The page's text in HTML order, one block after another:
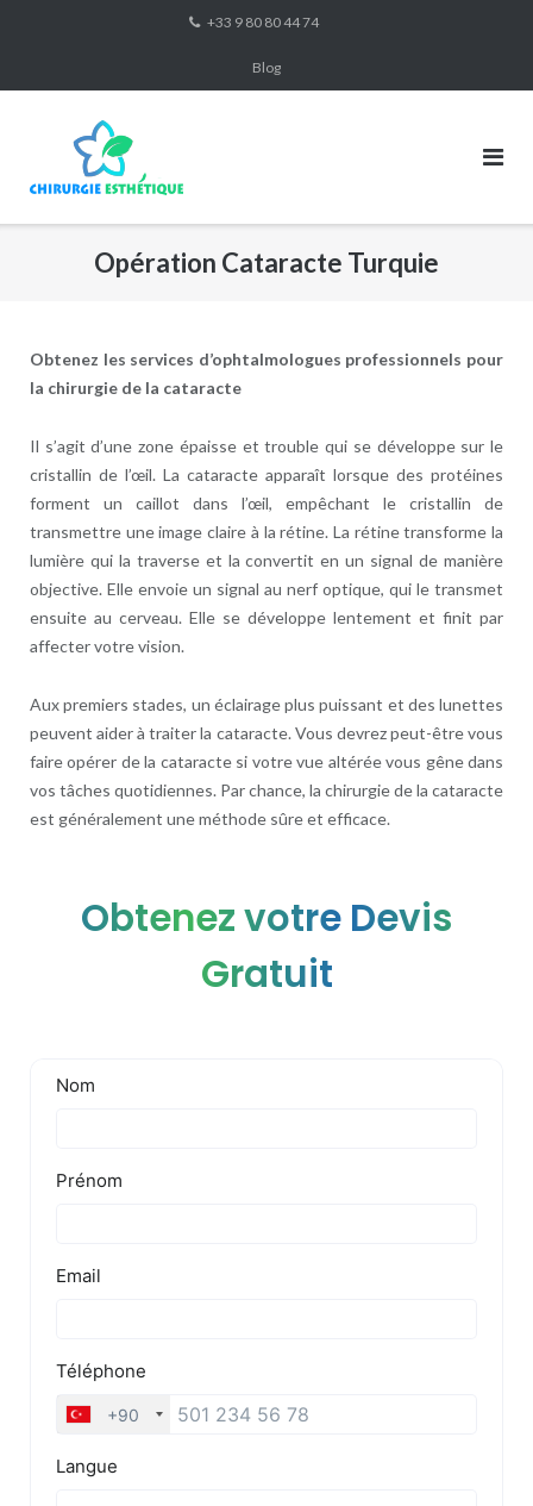
+33 9 80 80 44 74
Blog
Opération Cataracte Turquie
Obtenez les services d’ophtalmologues professionnels pour
la chirurgie de la cataracte
Il s’agit d’une zone épaisse et trouble qui se développe sur le
cristallin de l’œil. La cataracte apparaît lorsque des protéines
forment un caillot dans l’œil, empêchant le cristallin de
transmettre une image claire à la rétine. La rétine transforme la
lumière qui la traverse et la convertit en un signal de manière
objective. Elle envoie un signal au nerf optique, qui le transmet
ensuite au cerveau. Elle se développe lentement et finit par
affecter votre vision.
Aux premiers stades, un éclairage plus puissant et des lunettes
peuvent aider à traiter la cataracte. Vous devrez peut-être vous
faire opérer de la cataracte si votre vue altérée vous gêne dans
vos tâches quotidiennes. Par chance, la chirurgie de la cataracte
est généralement une méthode sûre et efficace.
Obtenez votre Devis
Gratuit